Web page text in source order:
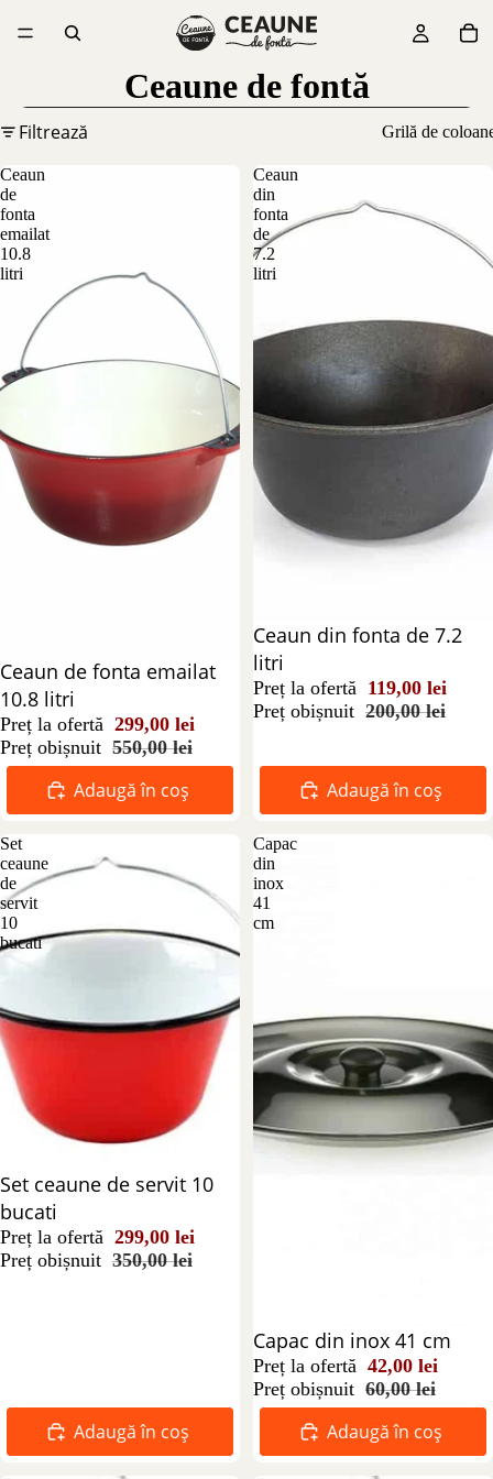
Ceaune de fontă
Filtrează Grilă de
Ceaun
de
fonta
emailat
10.8
litri
Reducere 46%
Ceaun de fonta emailat
10.8 litri
Preț la ofertă 299,00 lei
Preț obișnuit 550,00 lei
Adaugă în coș
Ceaun
din
fonta
de
7.2
litri
Reducere 41%
Ceaun din fonta de 7.2
litri
Preț la ofertă 119,00 lei
Preț obișnuit 200,00 lei
Adaugă în coș
Set
ceaune
de
servit
10
bucati
Reducere 15%
Set ceaune de servit 10
bucati
Preț la ofertă 299,00 lei
Preț obișnuit 350,00 lei
Adaugă în coș
Capac
din
inox
41
cm
Reducere 30%
Capac din inox 41 cm
Preț la ofertă 42,00 lei
Preț obișnuit 60,00 lei
Adaugă în coș